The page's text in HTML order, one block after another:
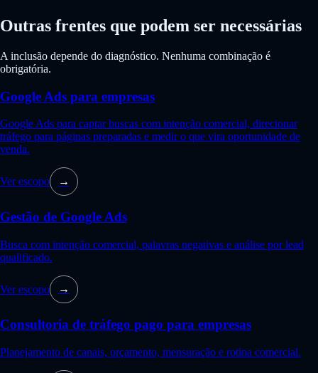
Outras frentes que podem ser necessárias
A inclusão depende do diagnóstico. Nenhuma combinação é
obrigatória.
Google Ads para empresas
Google Ads para captar buscas com intenção comercial, direcionar
tráfego para páginas preparadas e medir o que vira oportunidade de
venda.
Ver escopo →
Gestão de Google Ads
Busca com intenção comercial, palavras negativas e análise por lead
qualificado.
Ver escopo →
Consultoria de tráfego pago para empresas
Planejamento de canais, orçamento, mensuração e rotina comercial.